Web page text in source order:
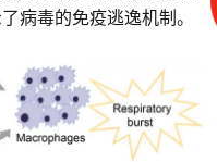
病毒的免疫逃逸机制。